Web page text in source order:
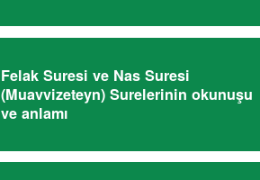
Felak Suresi ve Nas Suresi
(Muavvizeteyn) Surelerinin okunuşu
ve anlamı